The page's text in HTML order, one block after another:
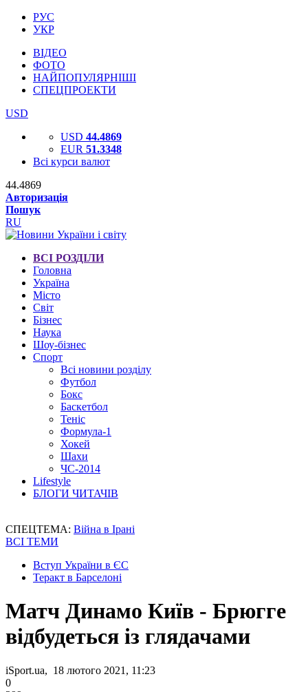
РУС
УКР
ВІДЕО
ФОТО
НАЙПОПУЛЯРНІШІ
СПЕЦПРОЕКТИ
USD
USD 44.4869
EUR 51.3348
Всі курси валют
44.4869
Авторизація
Пошук
RU
ВСІ РОЗДІЛИ
Головна
Україна
Місто
Світ
Бізнес
Наука
Шоу-бізнес
Спорт
Всі новини розділу
Футбол
Бокс
Баскетбол
Теніс
Формула-1
Хокей
Шахи
ЧС-2014
Lifestyle
БЛОГИ ЧИТАЧІВ
СПЕЦТЕМА: Війна в Ірані
ВСІ ТЕМИ
Вступ України в ЄС
Теракт в Барселоні
Матч Динамо Київ - Брюгге
відбудеться із глядачами
iSport.ua, 18 лютого 2021, 11:23
0